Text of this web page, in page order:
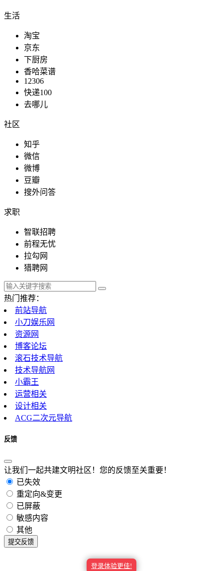
学术资源
登录体验更佳!
生活
淘宝
京东
下厨房
香哈菜谱
12306
快递100
去哪儿
社区
知乎
微信
微博
豆瓣
搜外问答
求职
智联招聘
前程无忧
拉勾网
猎聘网
热门推荐：
前站导航
小刀娱乐网
资源网
博客论坛
滚石技术导航
技术导航网
小霸王
运营相关
设计相关
ACG二次元导航
反馈
让我们一起共建文明社区！您的反馈至关重要！
已失效
重定向&变更
已屏蔽
敏感内容
其他
提交反馈